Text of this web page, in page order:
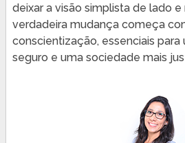
deixar a visão simplista de lado
verdadeira mudança começa
conscientização, essenciais para
seguro e uma sociedade mais